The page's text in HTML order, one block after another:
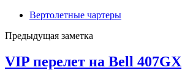
Вертолетные чартеры
Предыдущая заметка
VIP перелет на Bell 407GX